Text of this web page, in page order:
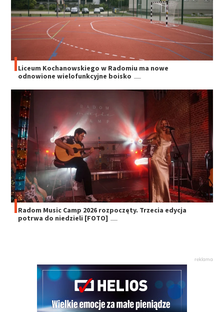
Liceum Kochanowskiego w Radomiu ma nowe
odnowione wielofunkcyjne boisko
Radom Music Camp 2026 rozpoczęty. Trzecia edycja
potrwa do niedzieli [FOTO]